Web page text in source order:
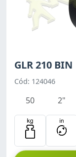
GLR 210 BIN
Cód: 124046
50 2"